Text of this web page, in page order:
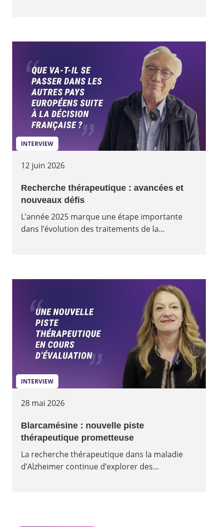
INTERVIEW
12 juin 2026
Recherche thérapeutique : avancées et
nouveaux défis
L’année 2025 marque une étape importante
dans l’évolution des traitements de la…
INTERVIEW
28 mai 2026
Blarcamésine : nouvelle piste
thérapeutique prometteuse
La recherche thérapeutique dans la maladie
d’Alzheimer continue d’explorer des…